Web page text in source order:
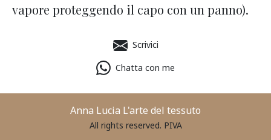
vapore proteggendo il capo con un panno).
Scrivici
Chatta con me
Anna Lucia L'arte del tessuto
All rights reserved. PIVA